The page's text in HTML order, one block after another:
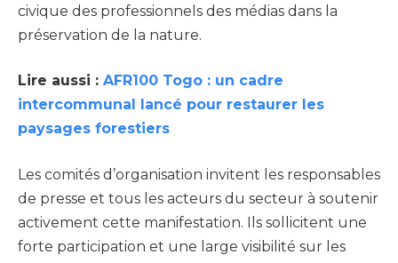
civique des professionnels des médias dans la
préservation de la nature.
Lire aussi : AFR100 Togo : un cadre
intercommunal lancé pour restaurer les
paysages forestiers
Les comités d’organisation invitent les responsables
de presse et tous les acteurs du secteur à soutenir
activement cette manifestation. Ils sollicitent une
forte participation et une large visibilité sur les